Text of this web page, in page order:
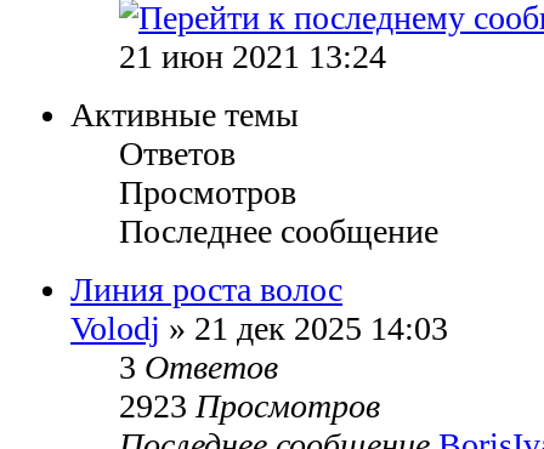
21 июн 2021 13:24
Активные темы
Ответов
Просмотров
Последнее сообщение
Линия роста волос
Volodj » 21 дек 2025 14:03
3 Ответов
2923Просмотров